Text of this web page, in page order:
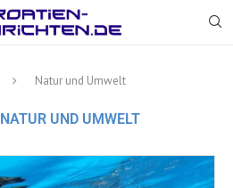
Natur und Umwelt
NATUR UND UMWELT